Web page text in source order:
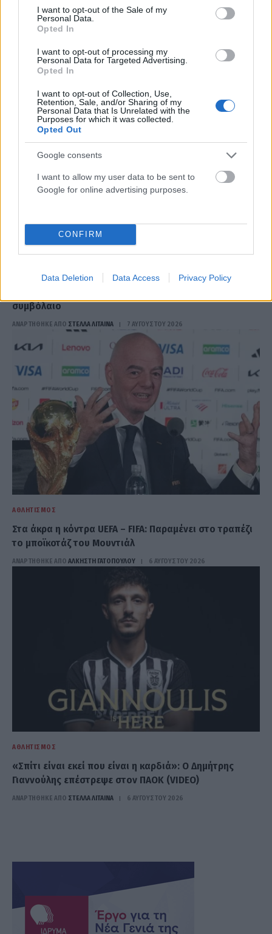
consent section.
I want to opt-out of the Sale of my
Personal Data.
Opted In
I want to opt-out of processing my
Personal Data for Targeted Advertising.
Opted In
I want to opt-out of Collection, Use,
Retention, Sale, and/or Sharing of my
Personal Data that Is Unrelated with the
Purposes for which it was collected.
Opted Out
Google consents
I want to allow my user data to be sent to
Google for online advertising purposes.
CONFIRM
Data Deletion Data Access Privacy Policy
Παγκόσμιο Κ20: «Ασημένια» η Έβελυν Μητροπούλου
στο μήκος με άλμα στα 6,44 μ.
ΑΘΛΗΤΙΣΜΌΣ
συμβόλαιο
ΑΝΑΡΤΗΘΗΚΕ ΑΠΟ ΣΤΈΛΛΑ ΛΊΤΑΙΝΑ 7 ΑΥΓΟΎΣΤΟΥ 2026
ΑΘΛΗΤΙΣΜΌΣ
Στα άκρα η κόντρα UEFA – FIFA: Παραμένει στο τραπέζι
το μποϊκοτάζ του Μουντιάλ
ΑΝΑΡΤΗΘΗΚΕ ΑΠΟ ΆΛΚΗΣΤΗ ΓΑΤΟΠΟΎΛΟΥ 6 ΑΥΓΟΎΣΤΟΥ 2026
ΑΘΛΗΤΙΣΜΌΣ
«Σπίτι είναι εκεί που είναι η καρδιά»: Ο Δημήτρης
Γιαννούλης επέστρεψε στον ΠΑΟΚ (VIDEO)
ΑΝΑΡΤΗΘΗΚΕ ΑΠΟ ΣΤΈΛΛΑ ΛΊΤΑΙΝΑ 6 ΑΥΓΟΎΣΤΟΥ 2026